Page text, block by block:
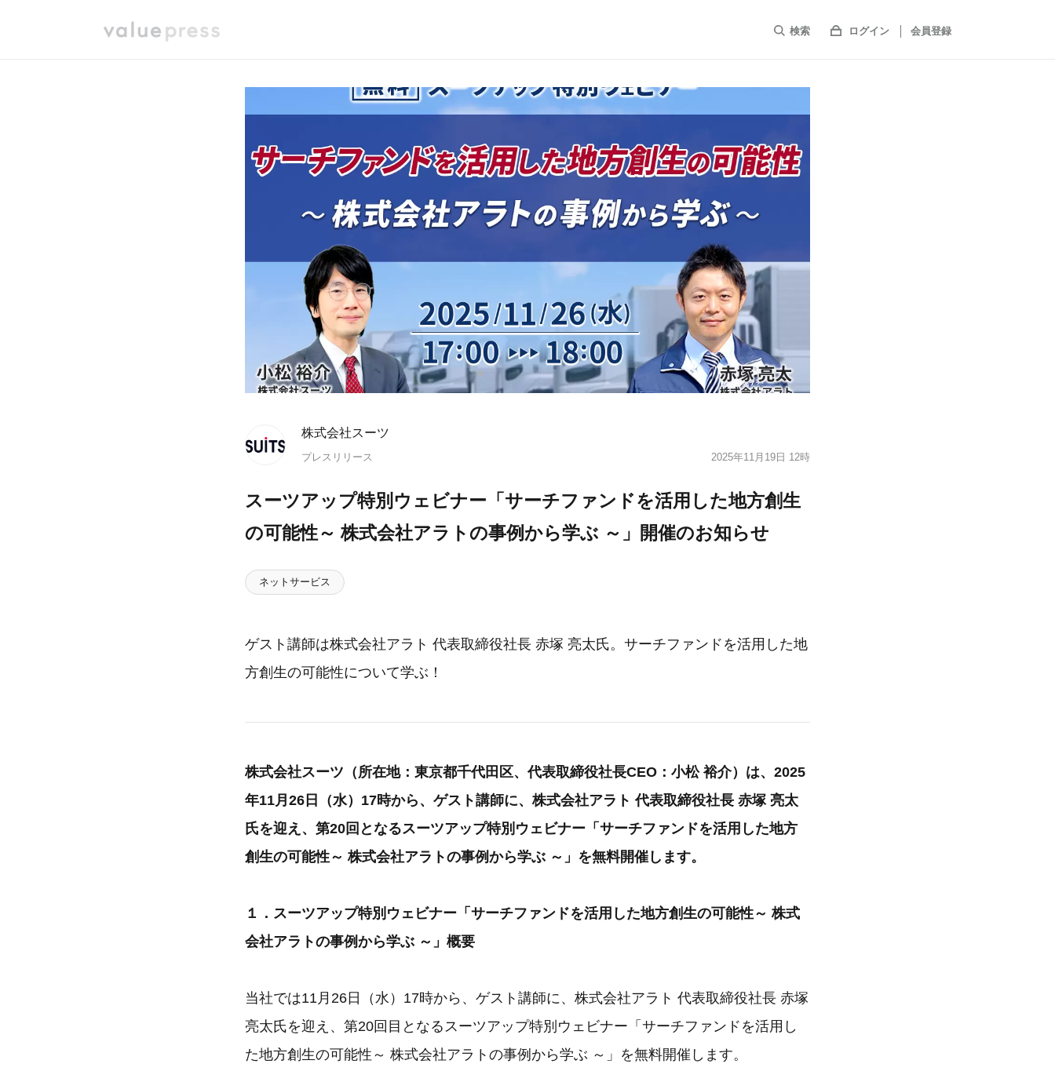
検索 ログイン 会員登録
株式会社スーツ
プレスリリース 2025年11月19日 12時
スーツアップ特別ウェビナー「サーチファンドを活用した地方創生
の可能性～ 株式会社アラトの事例から学ぶ ～」開催のお知らせ
ネットサービス
ゲスト講師は株式会社アラト 代表取締役社長 赤塚 亮太氏。サーチファンドを活用した地
方創生の可能性について学ぶ！
株式会社スーツ（所在地：東京都千代田区、代表取締役社長CEO：小松 裕介）は、2025
年11月26日（水）17時から、ゲスト講師に、株式会社アラト 代表取締役社長 赤塚 亮太
氏を迎え、第20回となるスーツアップ特別ウェビナー「サーチファンドを活用した地方
創生の可能性～ 株式会社アラトの事例から学ぶ ～」を無料開催します。
１．スーツアップ特別ウェビナー「サーチファンドを活用した地方創生の可能性～ 株式
会社アラトの事例から学ぶ ～」概要
当社では11月26日（水）17時から、ゲスト講師に、株式会社アラト 代表取締役社長 赤塚
亮太氏を迎え、第20回目となるスーツアップ特別ウェビナー「サーチファンドを活用し
た地方創生の可能性～ 株式会社アラトの事例から学ぶ ～」を無料開催します。